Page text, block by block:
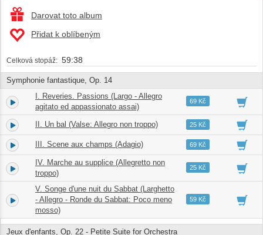
Darovat toto album
Přidat k oblíbeným
Celková stopáž: 59:38
Symphonie fantastique, Op. 14
1.
I. Reveries. Passions (Largo - Allegro
agitato ed appassionato assai)
13:1969 Kč
2. II. Un bal (Valse: Allegro non troppo) 05:5025 Kč
3. III. Scene aux champs (Adagio) 14:3969 Kč
4.
IV. Marche au supplice (Allegretto non
troppo)
04:2725 Kč
5.
V. Songe d'une nuit du Sabbat (Larghetto
- Allegro - Ronde du Sabbat: Poco meno
mosso)
10:0759 Kč
Jeux d'enfants, Op. 22 - Petite Suite for Orchestra